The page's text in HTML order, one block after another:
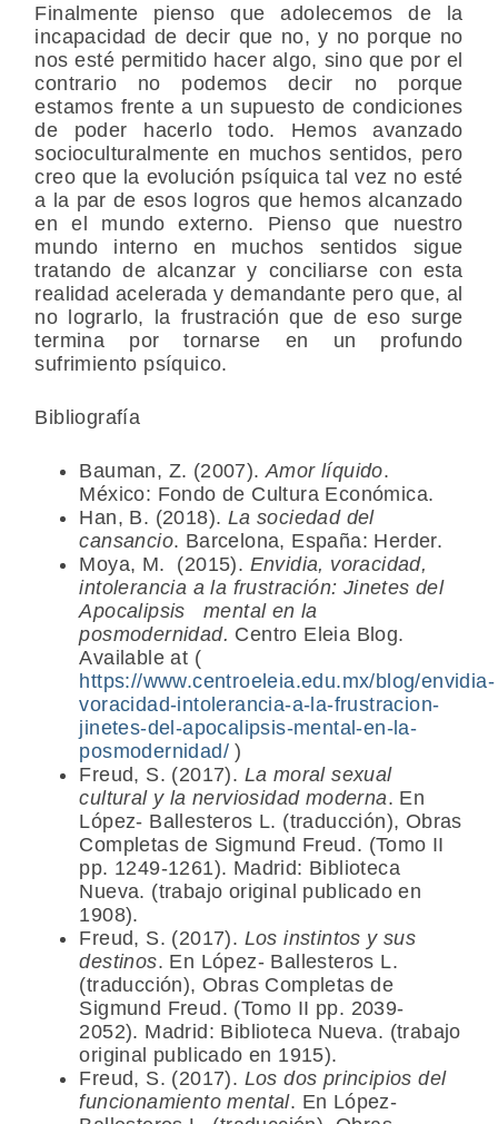
Finalmente pienso que adolecemos de la
incapacidad de decir que no, y no porque no
nos esté permitido hacer algo, sino que por el
contrario no podemos decir no porque
estamos frente a un supuesto de condiciones
de poder hacerlo todo. Hemos avanzado
socioculturalmente en muchos sentidos, pero
creo que la evolución psíquica tal vez no esté
a la par de esos logros que hemos alcanzado
en el mundo externo. Pienso que nuestro
mundo interno en muchos sentidos sigue
tratando de alcanzar y conciliarse con esta
realidad acelerada y demandante pero que, al
no lograrlo, la frustración que de eso surge
termina por tornarse en un profundo
sufrimiento psíquico.
Bibliografía
Bauman, Z. (2007). Amor líquido.
México: Fondo de Cultura Económica.
Han, B. (2018). La sociedad del
cansancio. Barcelona, España: Herder.
Moya, M. (2015). Envidia, voracidad,
intolerancia a la frustración: Jinetes del
Apocalipsis mental en la
posmodernidad. Centro Eleia Blog.
Available at (
https://www.centroeleia.edu.mx/blog/envidia-
voracidad-intolerancia-a-la-frustracion-
jinetes-del-apocalipsis-mental-en-la-
posmodernidad/)
Freud, S. (2017). La moral sexual
cultural y la nerviosidad moderna. En
López- Ballesteros L. (traducción), Obras
Completas de Sigmund Freud. (Tomo II
pp. 1249-1261). Madrid: Biblioteca
Nueva. (trabajo original publicado en
1908).
Freud, S. (2017). Los instintos y sus
destinos. En López- Ballesteros L.
(traducción), Obras Completas de
Sigmund Freud. (Tomo II pp. 2039-
2052). Madrid: Biblioteca Nueva. (trabajo
original publicado en 1915).
Freud, S. (2017). Los dos principios del
funcionamiento mental. En López-